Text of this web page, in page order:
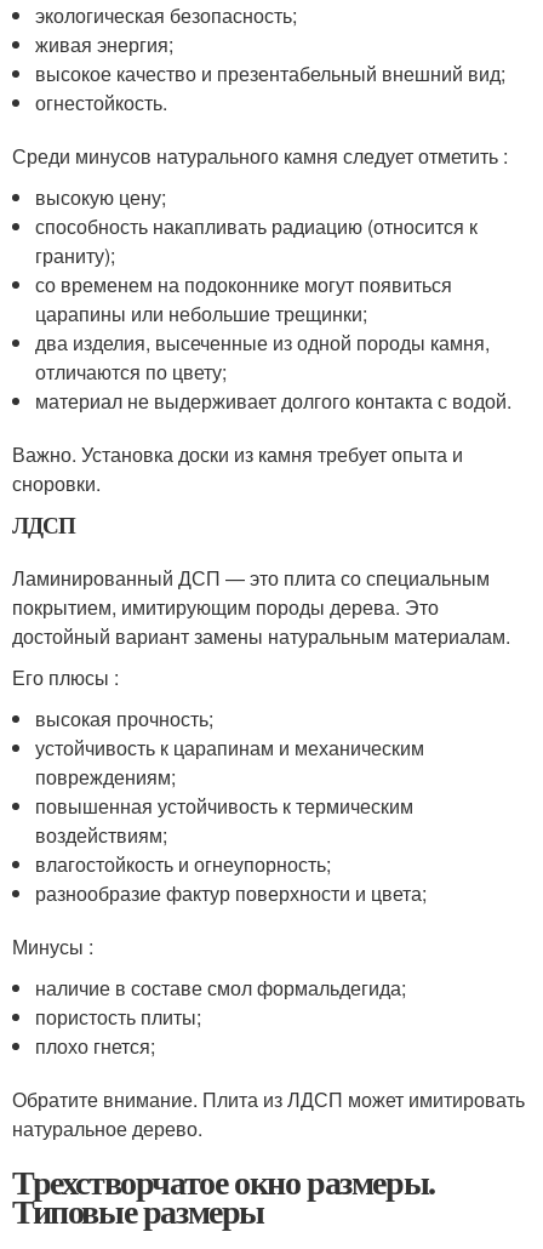
экологическая безопасность;
живая энергия;
высокое качество и презентабельный внешний вид;
огнестойкость.
Среди минусов натурального камня следует отметить :
высокую цену;
способность накапливать радиацию (относится к
граниту);
со временем на подоконнике могут появиться
царапины или небольшие трещинки;
два изделия, высеченные из одной породы камня,
отличаются по цвету;
материал не выдерживает долгого контакта с водой.
Важно. Установка доски из камня требует опыта и
сноровки.
ЛДСП
Ламинированный ДСП — это плита со специальным
покрытием, имитирующим породы дерева. Это
достойный вариант замены натуральным материалам.
Его плюсы :
высокая прочность;
устойчивость к царапинам и механическим
повреждениям;
повышенная устойчивость к термическим
воздействиям;
влагостойкость и огнеупорность;
разнообразие фактур поверхности и цвета;
Минусы :
наличие в составе смол формальдегида;
пористость плиты;
плохо гнется;
Обратите внимание. Плита из ЛДСП может имитировать
натуральное дерево.
Трехстворчатое окно размеры.
Типовые размеры